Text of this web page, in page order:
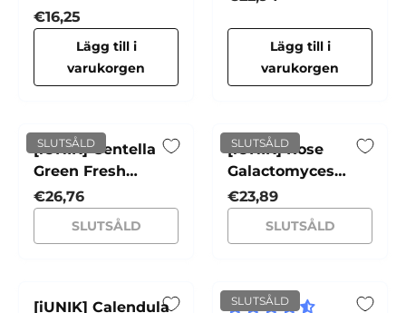
Foam
Normalpris
€16,25
Lägg till i
varukorgen
Lägg till i
varukorgen
SLUTSÅLD
[iUNIK] Centella
Green Fresh
Cleansing Oil
Normalpris
€26,76
SLUTSÅLD
SLUTSÅLD
[iUNIK] Rose
Galactomyces
Essential Toner
Normalpris
€23,89
SLUTSÅLD
[iUNIK] Calendula
SLUTSÅLD